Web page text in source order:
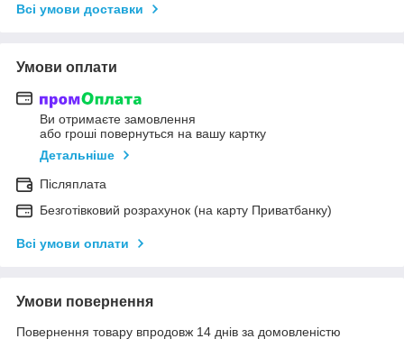
Всі умови доставки
Умови оплати
Ви отримаєте замовлення
або гроші повернуться на вашу картку
Детальніше
Післяплата
Безготівковий розрахунок (на карту Приватбанку)
Всі умови оплати
Умови повернення
Повернення товару впродовж 14 днів за домовленістю